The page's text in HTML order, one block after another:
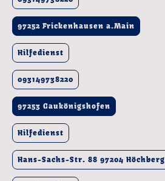
97252 Frickenhausen a.Main
Hilfedienst
093149738220
97253 Gaukönigshofen
Hilfedienst
Hans-Sachs-Str. 88 97204 Höchberg